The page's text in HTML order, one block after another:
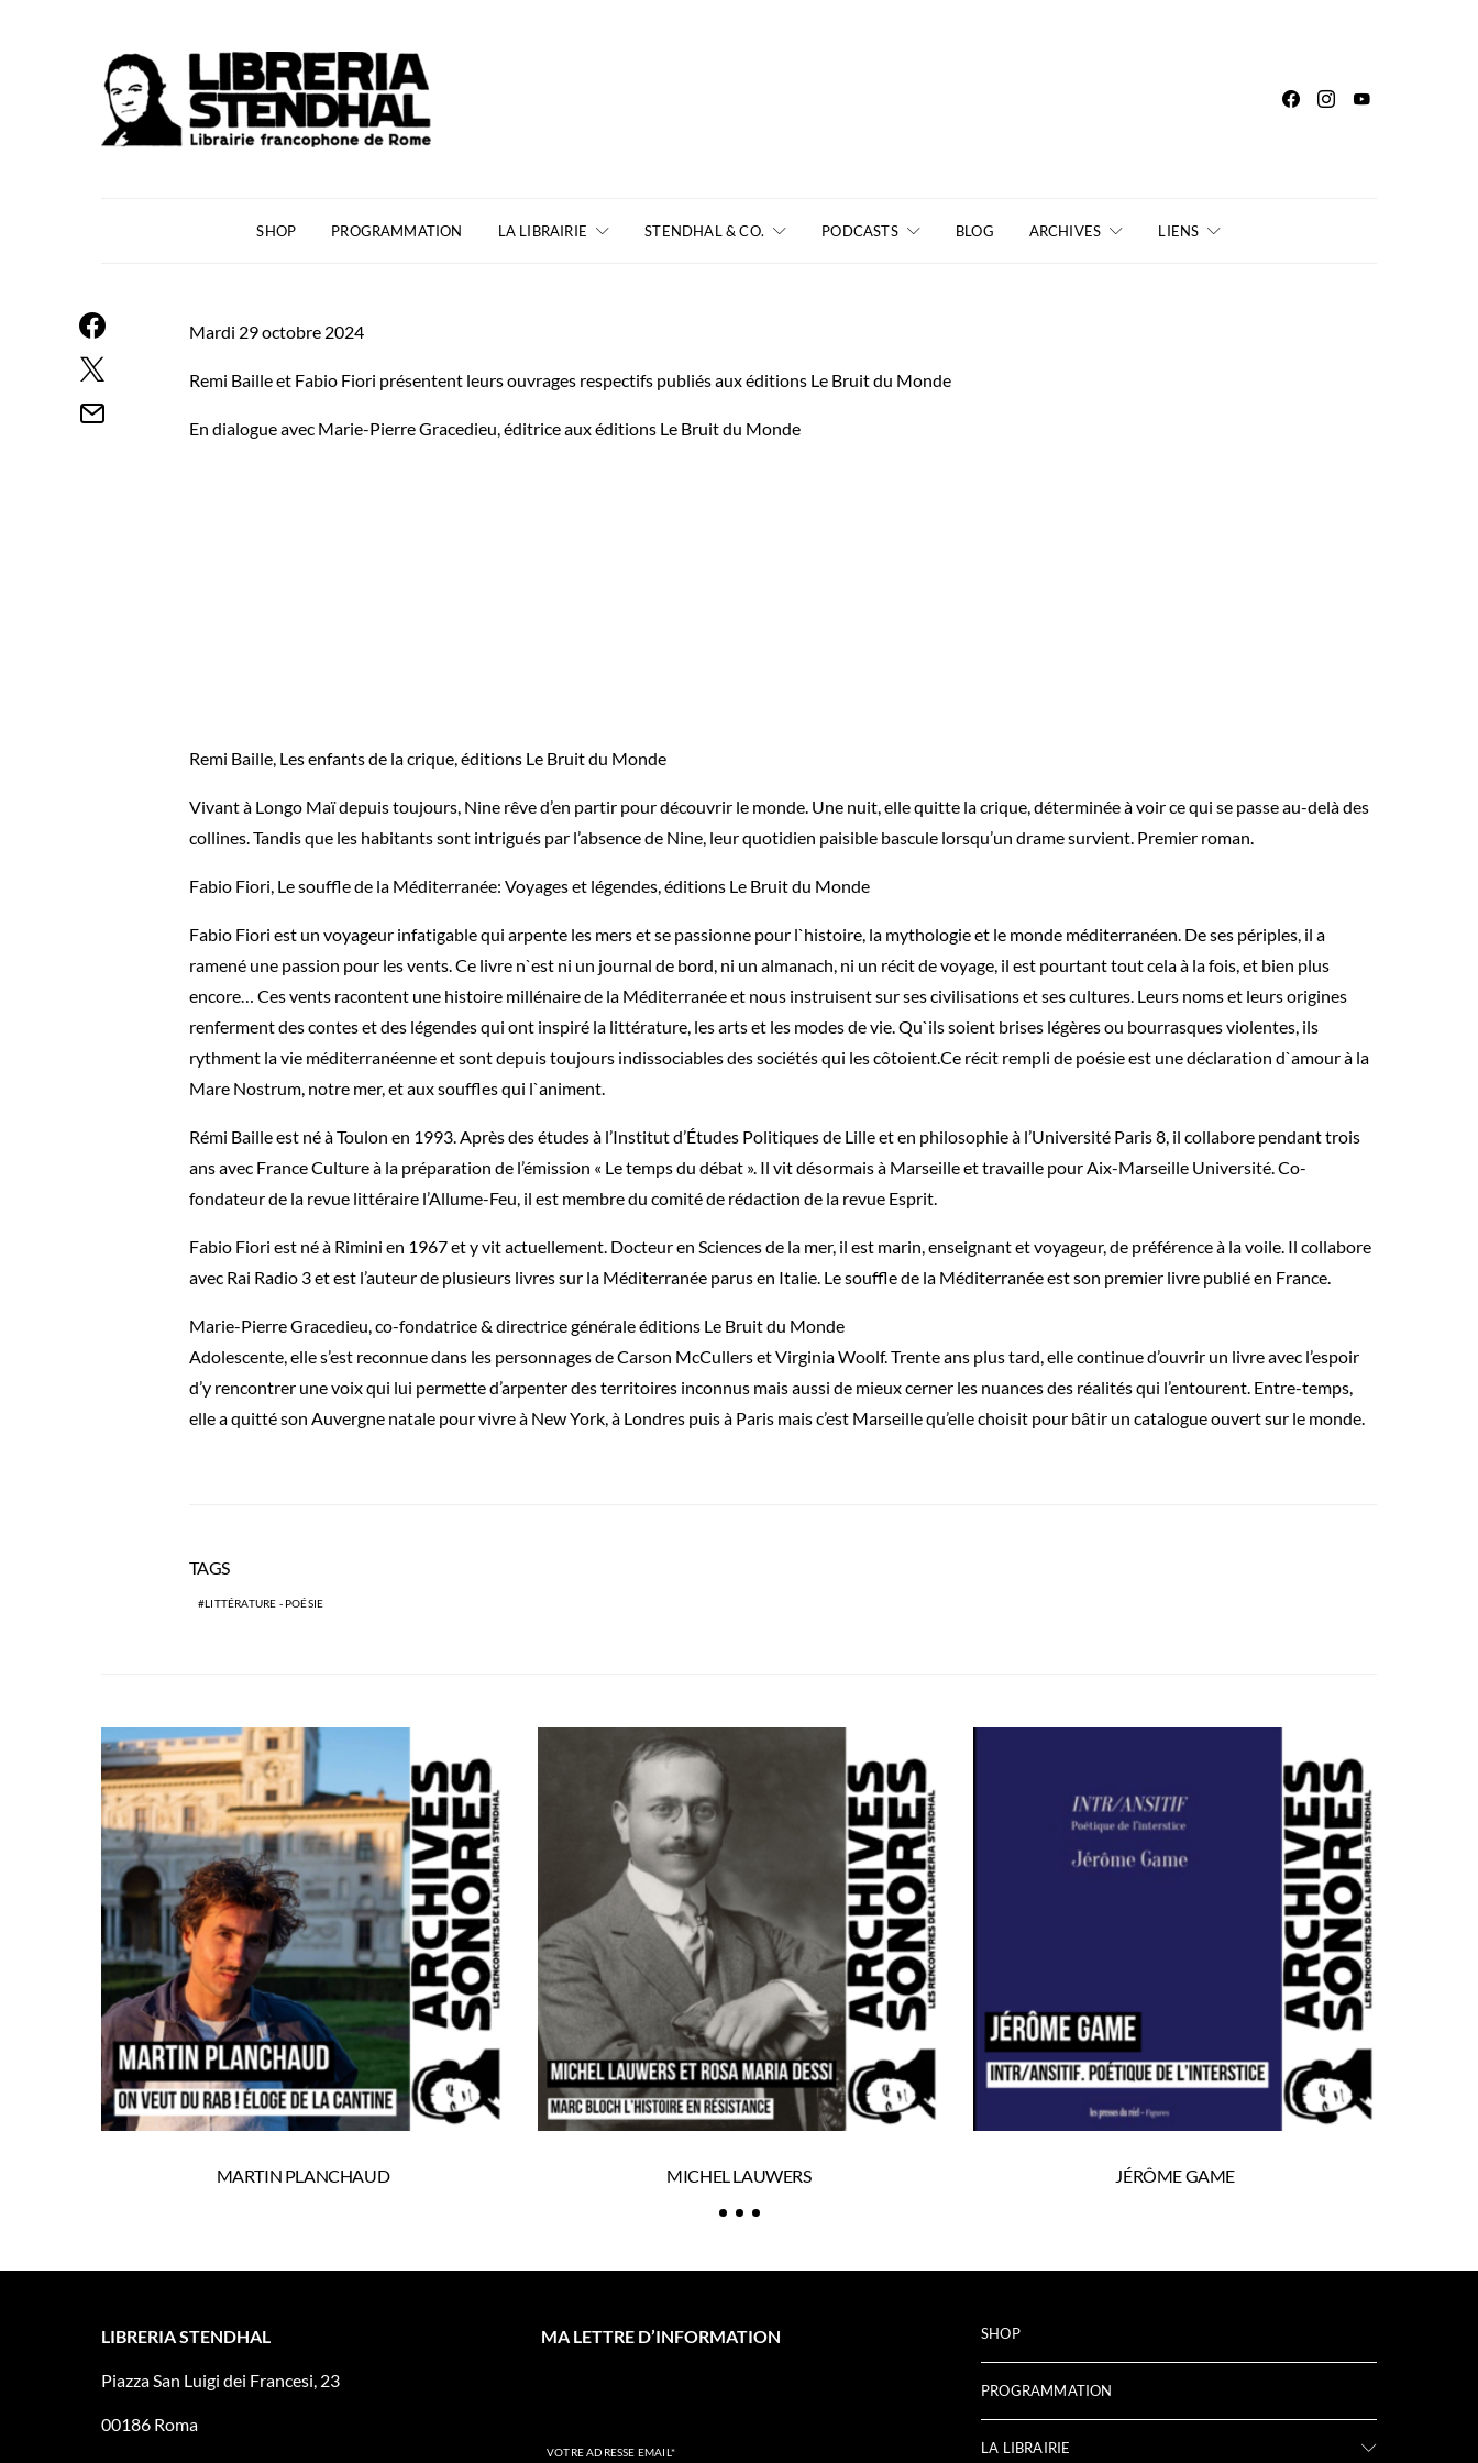
SHOP PROGRAMMATION LA LIBRAIRIE STENDHAL & CO. PODCASTS BLOG ARCHIVES LIENS
Mardi 29 octobre 2024
Remi Baille et Fabio Fiori présentent leurs ouvrages respectifs publiés aux éditions Le Bruit du Monde
En dialogue avec Marie-Pierre Gracedieu, éditrice aux éditions Le Bruit du Monde
Remi Baille, Les enfants de la crique, éditions Le Bruit du Monde
Vivant à Longo Maï depuis toujours, Nine rêve d’en partir pour découvrir le monde. Une nuit, elle quitte la crique, déterminée à voir ce qui se passe au-delà des
collines. Tandis que les habitants sont intrigués par l’absence de Nine, leur quotidien paisible bascule lorsqu’un drame survient. Premier roman.
Fabio Fiori, Le souffle de la Méditerranée: Voyages et légendes, éditions Le Bruit du Monde
Fabio Fiori est un voyageur infatigable qui arpente les mers et se passionne pour l`histoire, la mythologie et le monde méditerranéen. De ses périples, il a
ramené une passion pour les vents. Ce livre n`est ni un journal de bord, ni un almanach, ni un récit de voyage, il est pourtant tout cela à la fois, et bien plus
encore… Ces vents racontent une histoire millénaire de la Méditerranée et nous instruisent sur ses civilisations et ses cultures. Leurs noms et leurs origines
renferment des contes et des légendes qui ont inspiré la littérature, les arts et les modes de vie. Qu`ils soient brises légères ou bourrasques violentes, ils
rythment la vie méditerranéenne et sont depuis toujours indissociables des sociétés qui les côtoient.Ce récit rempli de poésie est une déclaration d`amour à la
Mare Nostrum, notre mer, et aux souffles qui l`animent.
Rémi Baille est né à Toulon en 1993. Après des études à l’Institut d’Études Politiques de Lille et en philosophie à l’Université Paris 8, il collabore pendant trois
ans avec France Culture à la préparation de l’émission « Le temps du débat ». Il vit désormais à Marseille et travaille pour Aix-Marseille Université. Co-
fondateur de la revue littéraire l’Allume-Feu, il est membre du comité de rédaction de la revue Esprit.
Fabio Fiori est né à Rimini en 1967 et y vit actuellement. Docteur en Sciences de la mer, il est marin, enseignant et voyageur, de préférence à la voile. Il collabore
avec Rai Radio 3 et est l’auteur de plusieurs livres sur la Méditerranée parus en Italie. Le souffle de la Méditerranée est son premier livre publié en France.
Marie-Pierre Gracedieu, co-fondatrice & directrice générale éditions Le Bruit du Monde
Adolescente, elle s’est reconnue dans les personnages de Carson McCullers et Virginia Woolf. Trente ans plus tard, elle continue d’ouvrir un livre avec l’espoir
d’y rencontrer une voix qui lui permette d’arpenter des territoires inconnus mais aussi de mieux cerner les nuances des réalités qui l’entourent. Entre-temps,
elle a quitté son Auvergne natale pour vivre à New York, à Londres puis à Paris mais c’est Marseille qu’elle choisit pour bâtir un catalogue ouvert sur le monde.
TAGS
LITTÉRATURE - POÉSIE
MARTIN PLANCHAUD MICHEL LAUWERS JÉRÔME GAME
LIBRERIA STENDHAL
Piazza San Luigi dei Francesi, 23
00186 Roma
MA LETTRE D’INFORMATION
VOTRE ADRESSE EMAIL*
SHOP
PROGRAMMATION
LA LIBRAIRIE